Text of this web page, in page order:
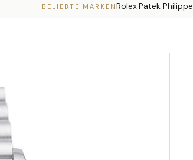
BELIEBTE MARKEN Rolex·Patek Philippe